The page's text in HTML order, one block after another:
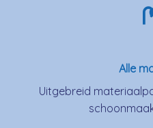
Alle
Uitgebreid